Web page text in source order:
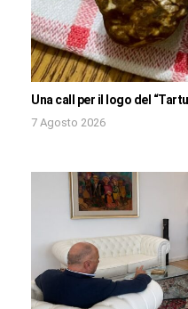
Una call per il logo del
7 Agosto 2026